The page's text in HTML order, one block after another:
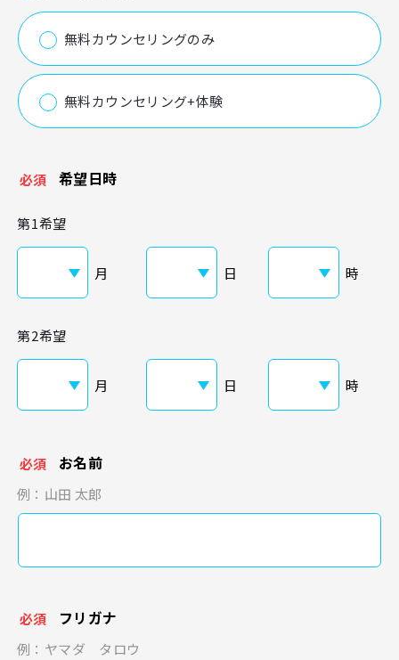
無料カウンセリングのみ
無料カウンセリング+体験
必須 希望日時
第1希望
月 日 時
第2希望
月 日 時
必須 お名前
例：山田 太郎
必須 フリガナ
例：ヤマダ タロウ